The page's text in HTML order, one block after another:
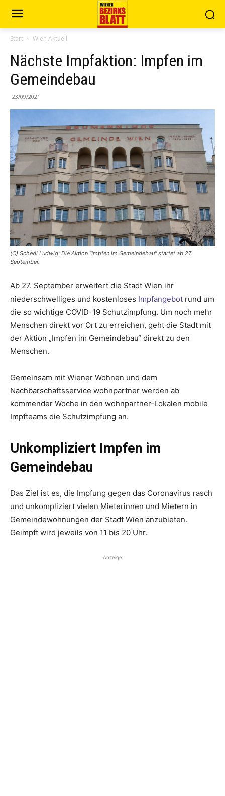
Start Wien Aktuell
Nächste Impfaktion: Impfen im
Gemeindebau
23/09/2021
(C) Schedl Ludwig: Die Aktion "Impfen im Gemeindebau" startet ab 27.
September.
Ab 27. September erweitert die Stadt Wien ihr
niederschwelliges und kostenloses Impfangebot rund um
die so wichtige COVID-19 Schutzimpfung. Um noch mehr
Menschen direkt vor Ort zu erreichen, geht die Stadt mit
der Aktion „Impfen im Gemeindebau“ direkt zu den
Menschen.
Gemeinsam mit Wiener Wohnen und dem
Nachbarschaftsservice wohnpartner werden ab
kommender Woche in den wohnpartner-Lokalen mobile
Impfteams die Schutzimpfung an.
Unkompliziert Impfen im
Gemeindebau
Das Ziel ist es, die Impfung gegen das Coronavirus rasch
und unkompliziert vielen Mieterinnen und Mietern in
Gemeindewohnungen der Stadt Wien anzubieten.
Geimpft wird jeweils von 11 bis 20 Uhr.
Anzeige